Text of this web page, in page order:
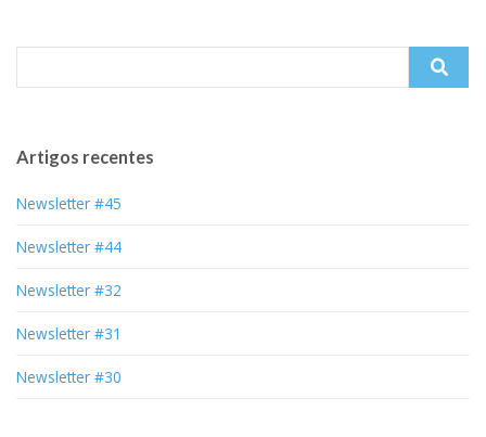
Artigos recentes
Newsletter #45
Newsletter #44
Newsletter #32
Newsletter #31
Newsletter #30